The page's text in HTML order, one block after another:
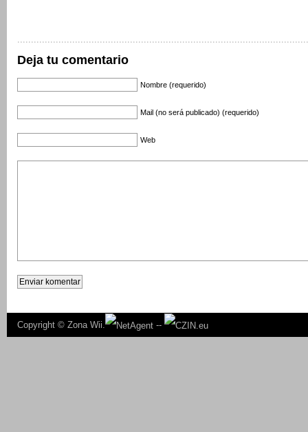
Deja tu comentario
Nombre (requerido)
Mail (no será publicado) (requerido)
Web
Copyright © Zona Wii. --